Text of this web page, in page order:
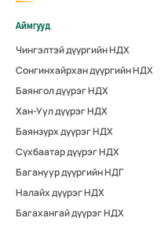
Аймгууд
Чингэлтэй дүүргийн НДХ
Сонгинхайрхан дүүргийн НДХ
Баянгол дүүрэг НДХ
Хан-Уул дүүрэг НДХ
Баянзүрх дүүрэг НДХ
Сүхбаатар дүүрэг НДХ
Багануур дүүргийн НДГ
Налайх дүүрэг НДХ
Багахангай дүүрэг НДХ